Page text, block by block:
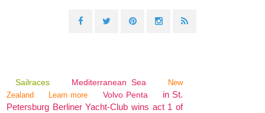
Sailraces Mediterranean Sea
New
Zealand
Learn more Volvo Penta
in St.
Petersburg Berliner Yacht-Club wins act 1 of